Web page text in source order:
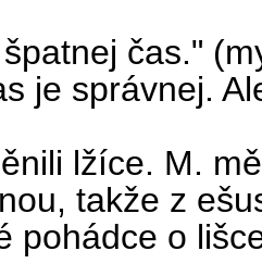
čas."
je správnej.
lžíce. M.
takže z
pohádce o